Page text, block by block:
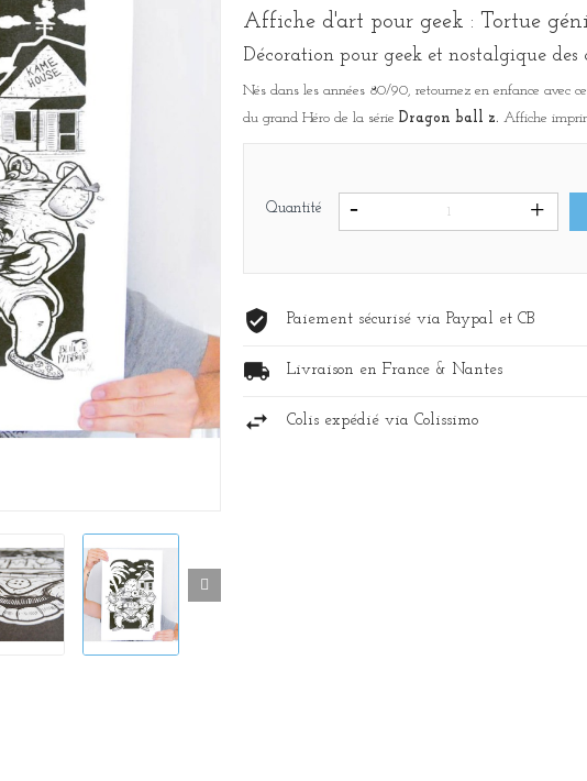
Affiche d'art pour geek : Tortue
Décoration pour geek et nostalgique des
Nés dans les années 80/90, retournez en enfance avec
du grand Héro de la série Dragon ball z. Affiche
Quantité
Paiement sécurisé via Paypal et CB
Livraison en France & Nantes
Colis expédié via Colissimo